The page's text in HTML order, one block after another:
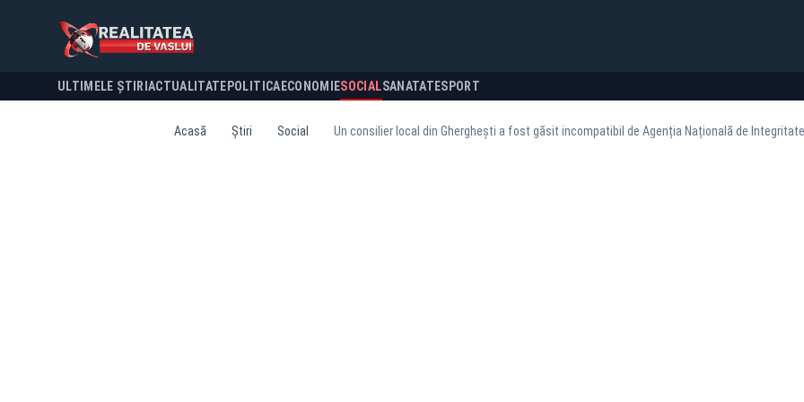
ULTIMELE ȘTIRI ACTUALITATE POLITICA ECONOMIESOCIALSANATATESPORT
Acasă Știri Social Un consilier local din Gherghești a fost găsit incompatibil de Agenția Națională de Integritate